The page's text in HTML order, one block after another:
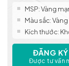
MSP: Vàng
Màu sắc: Vàng
Kích thước:
ĐĂNG
Được tư vấn